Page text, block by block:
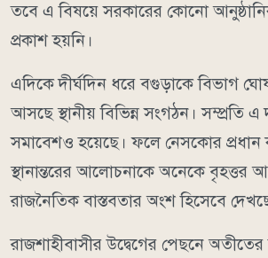
তবে এ বিষয়ে সরকারের কোনো
প্রকাশ হয়নি।
এদিকে দীর্ঘদিন ধরে বগুড়াকে বিভাগ
আসছে স্থানীয় বিভিন্ন সংগঠন। সম্প্রতি এ
সমাবেশও হয়েছে। ফলে নেসকোর প্রধান
স্থানান্তরের আলোচনাকে অনেকে বৃহত্তর
রাজনৈতিক বাস্তবতার অংশ হিসেবে
রাজশাহীবাসীর উদ্বেগের পেছনে